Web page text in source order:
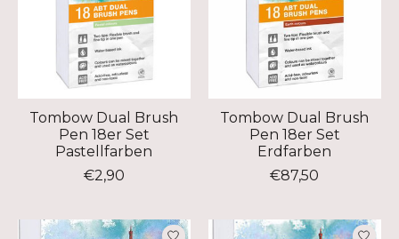
Tombow Dual Brush
Pen 18er Set
Pastellfarben
€2,90
Tombow Dual Brush
Pen 18er Set
Erdfarben
€87,50